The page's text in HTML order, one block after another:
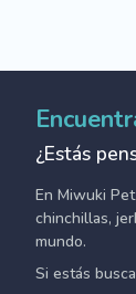
¿Estás
En Miwuki
chinchillas,
mundo.
Si estás